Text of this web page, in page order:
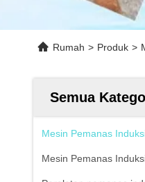
Rumah > Produk >
Semua
Mesin Pemanas
Mesin Pemanas